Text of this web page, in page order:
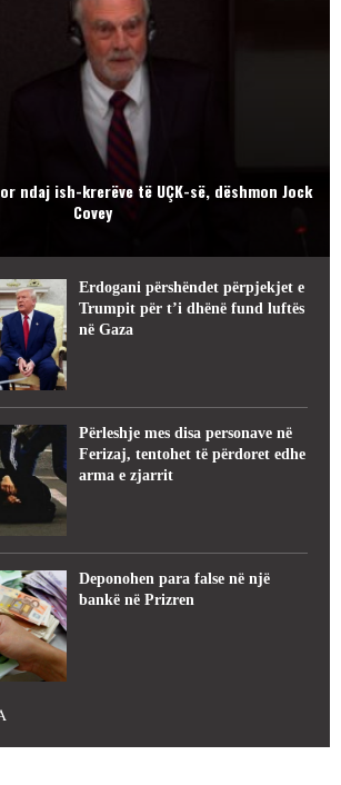
ndaj ish-krerëve të UÇK-së, dëshmon Jock
Covey
Erdogani përshëndet përpjekjet e
Trumpit për t’i dhënë fund luftës
në Gaza
Përleshje mes disa personave në
Ferizaj, tentohet të përdoret edhe
arma e zjarrit
Deponohen para false në një
bankë në Prizren